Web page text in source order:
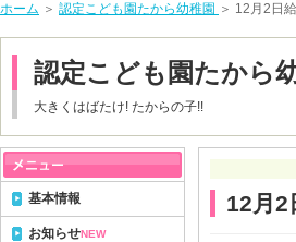
ホーム ＞ 認定こども園たから幼稚園 ＞ 12月2日
認定こども園たから
大きくはばたけ! たからの子!!
12月2
基本情報
お知らせNEW